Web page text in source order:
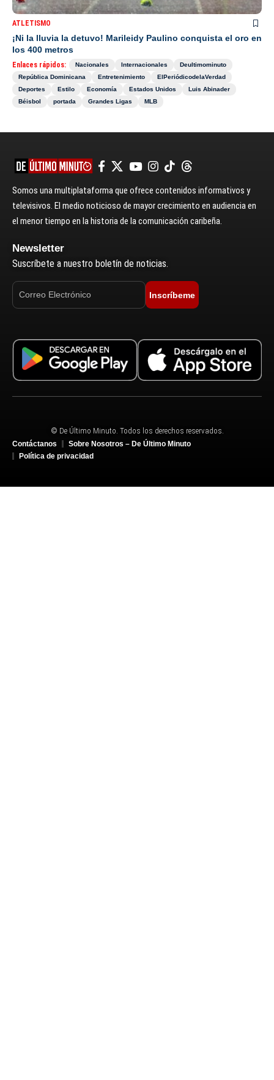
ATLETISMO
¡Ni la lluvia la detuvo! Marileidy Paulino conquista el oro en
los 400 metros
Enlaces rápidos: Nacionales Internacionales
Deultimominuto
República Dominicana
Entretenimiento
ElPeriódicodelaVerdad
Deportes
Estilo Economía Estados Unidos
Luis Abinader
Béisbol
portada Grandes Ligas MLB
Somos una multiplataforma que ofrece contenidos informativos y
televisivos. El medio noticioso de mayor crecimiento en audiencia en
el menor tiempo en la historia de la comunicación caribeña.
Newsletter
Suscríbete a nuestro boletín de noticias.
Inscríbeme
© De Último Minuto. Todos los derechos reservados.
Contáctanos
Sobre Nosotros – De Último Minuto
Política de privacidad